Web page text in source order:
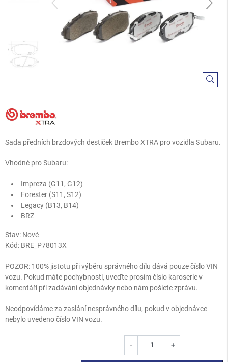
Sada předních brzdových destiček Brembo XTRA pro vozidla Subaru.
Vhodné pro Subaru:
Impreza (G11, G12)
Forester (S11, S12)
Legacy (B13, B14)
BRZ
Stav: Nové
Kód: BRE_P78013X
POZOR: 100% jistotu při výběru správného dílu dává pouze číslo VIN
vozu. Pokud máte pochybnosti, uveďte prosím číslo karoserie v
komentáři při zadávání objednávky nebo nám pošlete zprávu.
Neodpovídáme za zaslání nesprávného dílu, pokud v objednávce
nebylo uvedeno číslo VIN vozu.
- +